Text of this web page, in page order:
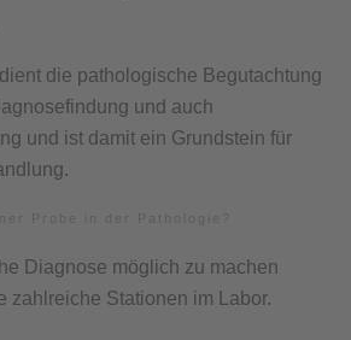
die pathologische Begutachtung
und auch
und ist damit ein Grundstein für
Diagnose möglich zu machen
zahlreiche Stationen im Labor.